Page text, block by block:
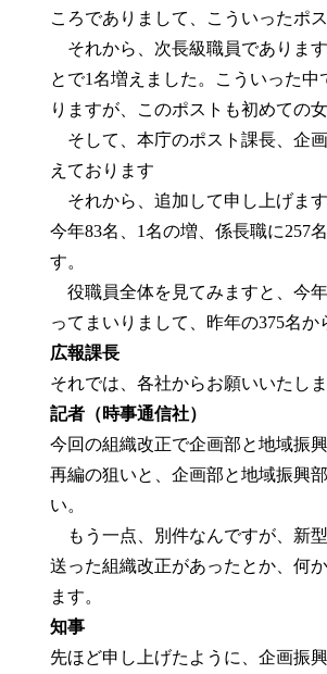
ころでありまして、こういったポ
それから、次長級職員でありま
とで1名増えました。こういった
りますが、このポストも初めての
そして、本庁のポスト課長、企
えております
それから、追加して申し上げま
今年83名、1名の増、係長職に257
す。
役職員全体を見てみますと、今
ってまいりまして、昨年の375名か
広報課長
それでは、各社からお願いいたしま
記者（時事通信社）
今回の組織改正で企画部と地域振
再編の狙いと、企画部と地域振興
い。
もう一点、別件なんですが、新
送った組織改正があったとか、何
ます。
知事
先ほど申し上げたように、企画振